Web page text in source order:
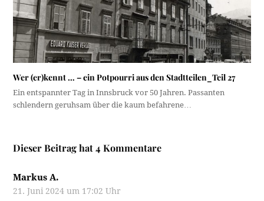
Wer (er)kennt … – ein Potpourri aus den Stadtteilen_Teil 27
Ein entspannter Tag in Innsbruck vor 50 Jahren. Passanten
schlendern geruhsam über die kaum befahrene…
Dieser Beitrag hat 4 Kommentare
Markus A.
21. Juni 2024 um 17:02 Uhr